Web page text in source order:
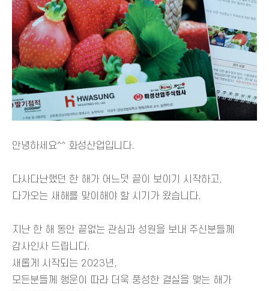
안녕하세요^^ 화성산업입니다.
다사다난했던 한 해가 어느덧 끝이 보이기 시작하고,
다가오는 새해를 맞이해야 할 시기가 왔습니다.
지난 한 해 동안 끝없는 관심과 성원을 보내 주신분들께
감사인사 드립니다.
새롭게 시작되는 2023년,
모든분들께 행운이 따라 더욱 풍성한 결실을 맺는 해가